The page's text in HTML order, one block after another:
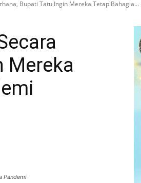
Bupati Tatu Ingin Mereka Tetap Bahagia...
Mereka
Pandemi